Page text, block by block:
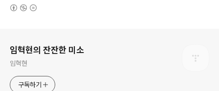
임혁현의 잔잔한 미소
임혁현
구독하기